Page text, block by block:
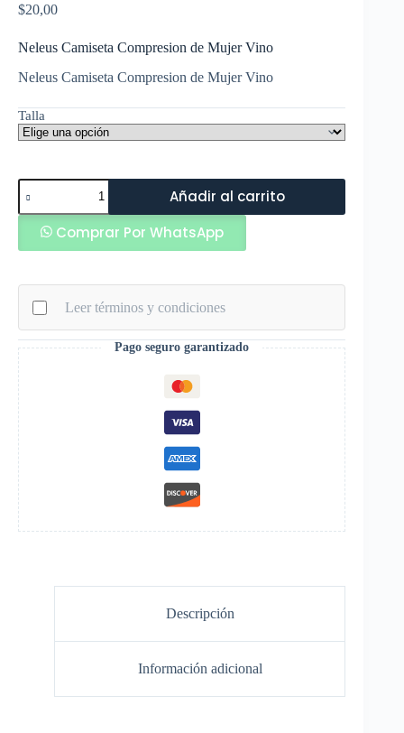
$20,00
Neleus Camiseta Compresion de Mujer Vino
Neleus Camiseta Compresion de Mujer Vino
Talla
Neleus
Camiseta
Compresion
Mujer
Añadir al carrito
Comprar Por WhatsApp
Leer términos y condiciones
Pago seguro garantizado
Descripción
Información adicional